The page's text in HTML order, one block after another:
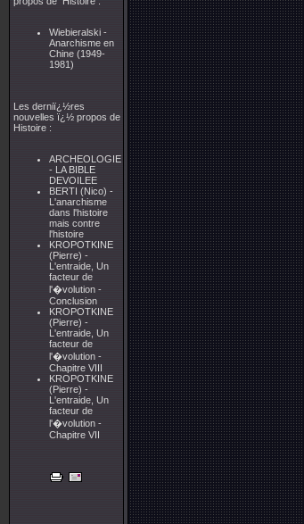
Wiebieralski -
Anarchisme en
Chine (1949-
1981)
Les derniï¿½res
nouvelles ï¿½ propos de
Histoire :
ARCHEOLOGIE
- LA BIBLE
DEVOILEE
BERTI (Nico) -
L'anarchisme
dans l'histoire
mais contre
l'histoire
KROPOTKINE
(Pierre) -
L'entraide, Un
facteur de
l'�volution -
Conclusion
KROPOTKINE
(Pierre) -
L'entraide, Un
facteur de
l'�volution -
Chapitre VIII
KROPOTKINE
(Pierre) -
L'entraide, Un
facteur de
l'�volution -
Chapitre VII